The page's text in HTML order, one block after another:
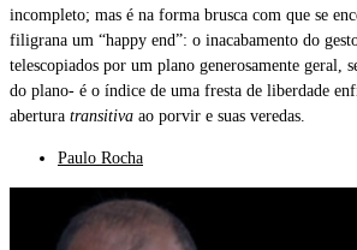
incompleto; mas é na forma brusca com que se
filigrana um “happy end”: o inacabamento do
telescopiados por um plano generosamente geral,
do plano- é o índice de uma fresta de liberdade
abertura transitiva ao porvir e suas veredas.
Paulo Rocha